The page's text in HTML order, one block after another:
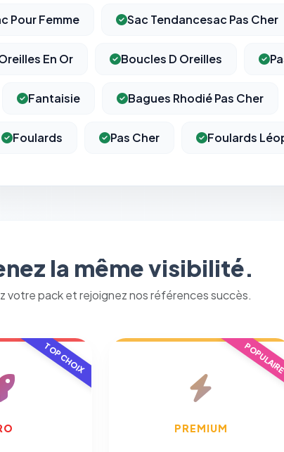
Pour Femme Sac Tendancesac Pas Cher
En Or Boucles D Oreilles
Fantaisie Bagues Rhodié Pas Cher
Foulards Pas Cher Foulards
la même visibilité.
votre pack et rejoignez nos références succès.
TOP CHOIX
PREMIUM
au fonctionnement du site : session, sécurité,
de vos choix de consentement. Ils ne peuvent
marketing
des courriels
82 loi Informatique et Libertés ; recommandation CNIL